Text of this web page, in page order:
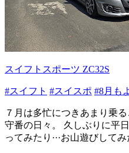
スイフトスポーツ ZC32S
#スイフト #スイスポ #8月も
７月は多忙につきあまり乗
守番の日々。 久しぶりに平
ってみたり···お山遊びして